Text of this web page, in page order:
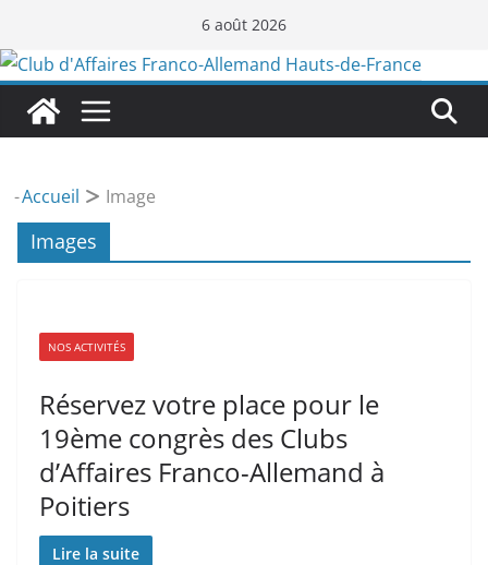
au
contenu
6 août 2026
-Accueil Image
Images
NOS ACTIVITÉS
Réservez votre place pour le
19ème congrès des Clubs
d’Affaires Franco-Allemand à
Poitiers
Lire la suite